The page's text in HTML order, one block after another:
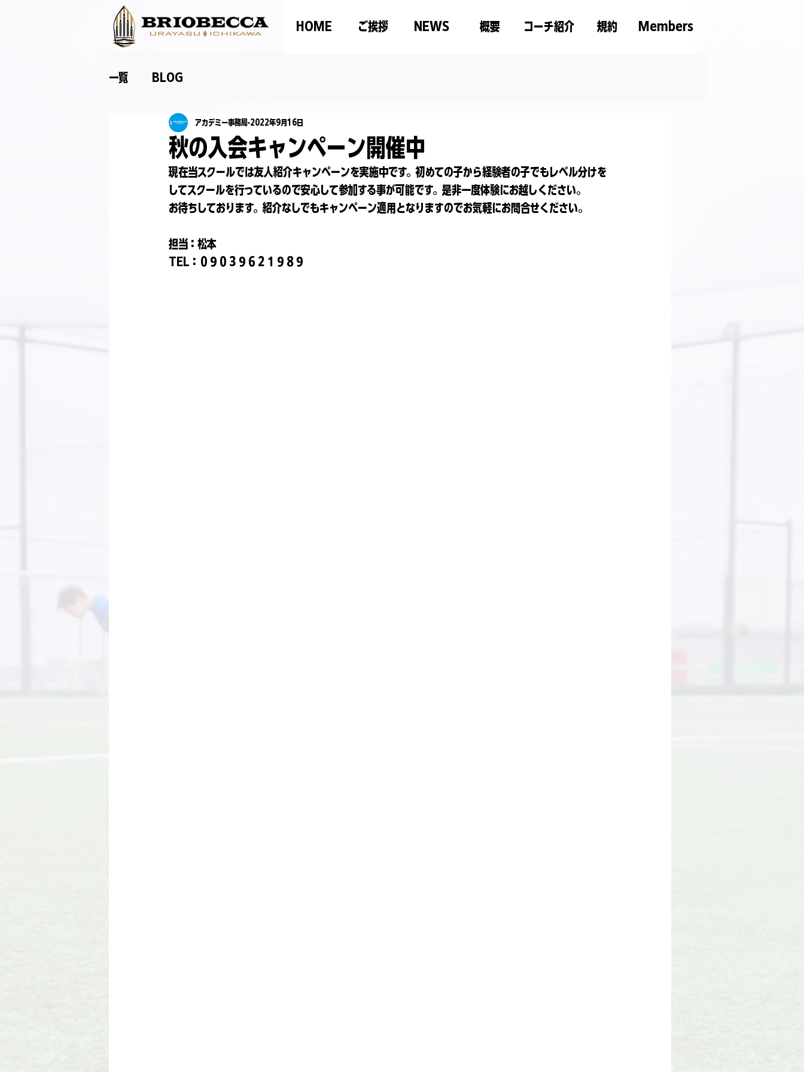
HOME ご挨拶 NEWS 概要 コーチ紹介 規約 Members
一覧 BLOG
秋の入会キャンペーン開催中
アカデミー事務局 2022年9月16日
現在当スクールでは友人紹介キャンペーンを実施中です。初めての子から経験者の子でもレベル分けを
してスクールを行っているので安心して参加する事が可能です。是非一度体験にお越しください。
お待ちしております。紹介なしでもキャンペーン適用となりますのでお気軽にお問合せください。
担当：松本
TEL：０９０３９６２１９８９